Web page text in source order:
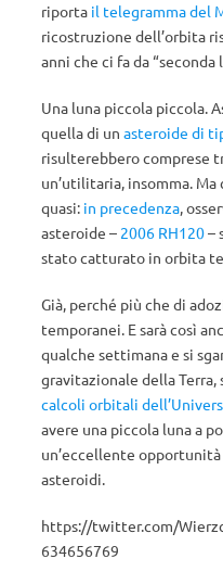
riporta il telegramma del
ricostruzione dell’orbita
anni che ci fa da “seconda
Una luna piccola piccola.
quella di un asteroide di
risulterebbero comprese
un’utilitaria, insomma.
quasi: in precedenza,
asteroide – 2006 RH120–
stato catturato in orbita
Già, perché più che di
temporanei. E sarà così
qualche settimana e si
gravitazionale della Terra,
calcoli orbitali
avere una piccola luna a
un’eccellente
asteroidi.
https://twitter.com/
634656769